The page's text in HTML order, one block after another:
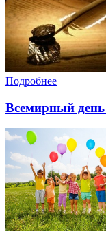
Подробнее
Всемирный день